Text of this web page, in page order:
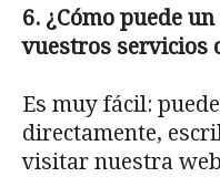
6. ¿Cómo puede
vuestros servicios
Es muy fácil:
directamente,
visitar nuestra